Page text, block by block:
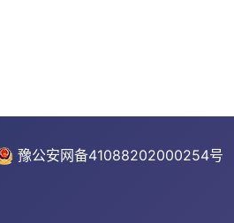
豫公安网备41088202000254号